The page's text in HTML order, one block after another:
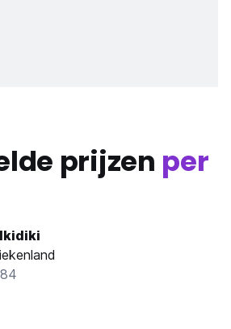
prijzen per